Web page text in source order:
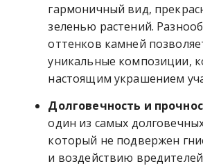
гармоничный вид,
зеленью растений.
оттенков камней
уникальные композиции,
настоящим украшением
Долговечность и
один из самых
который не подвержен
и воздействию